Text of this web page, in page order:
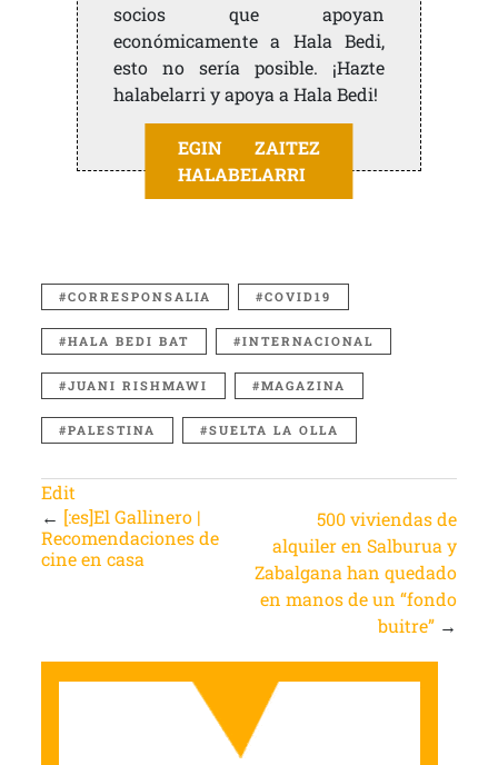
socios que apoyan
económicamente a Hala Bedi,
esto no sería posible. ¡Hazte
halabelarri y apoya a Hala Bedi!
EGIN ZAITEZ
HALABELARRI
CORRESPONSALIA COVID19
HALA BEDI BAT INTERNACIONAL
JUANI RISHMAWI MAGAZINA
PALESTINA SUELTA LA OLLA
Edit
← [:es]El Gallinero |
Recomendaciones de
cine en casa
500 viviendas de
alquiler en Salburua y
Zabalgana han quedado
en manos de un “fondo
buitre” →